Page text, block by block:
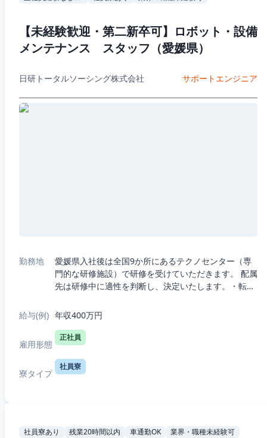
【未経験歓迎・第二新卒可】ロボット・設備
メンテナンス スタッフ（愛媛県）
日研トータルソーシング株式会社 サポートエンジニア
勤務地
愛媛県入社後は全国9か所にあるテクノセンター（専
門的な研修施設）で研修を受けていただきます。 配属
先は研修中に適性を判断し、決定いたします。・転勤
在お住まいの地方区分での配属となります！ ・...
給与(例) 年収400万円
雇用形態
正社員
寮タイプ
社員寮
社員寮あり 残業20時間以内 車通勤OK 業界・職種未経験可